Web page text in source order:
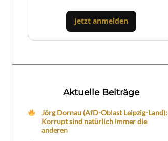
Jetzt anmelden
Aktuelle Beiträge
Jörg Dornau (AfD-Oblast Leipzig-Land):
Korrupt sind natürlich immer die
anderen